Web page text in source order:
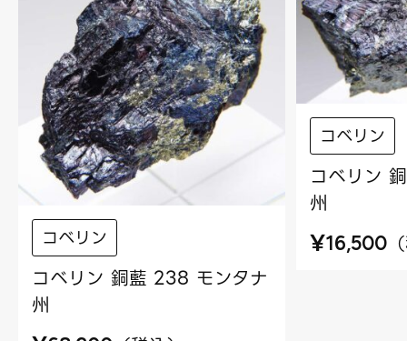
コベリン
コベリン 銅藍 238 モンタナ
州
コベリン
コベリン
州
¥16,500 （